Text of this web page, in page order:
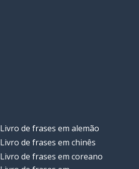
Livro de frases em alemão
Livro de frases em chinês
Livro de frases em coreano